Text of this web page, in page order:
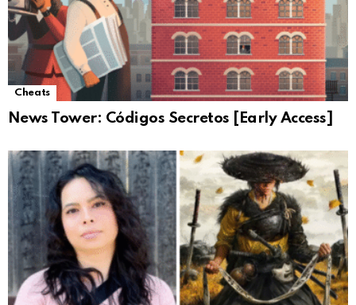
Cheats
News Tower: Códigos Secretos [Early Access]